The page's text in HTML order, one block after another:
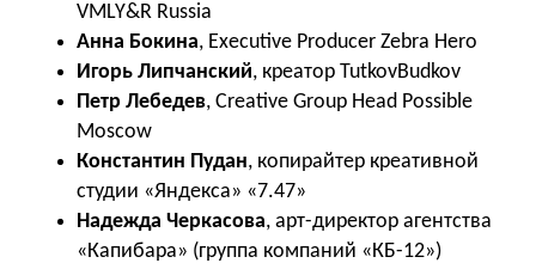
VMLY&R Russia
Анна Бокина, Executive Producer Zebra Hero
Игорь Липчанский, креатор TutkovBudkov
Петр Лебедев, Creative Group Head Possible
Moscow
Константин Пудан, копирайтер креативной
студии «Яндекса» «7.47»
Надежда Черкасова, арт-директор агентства
«Капибара» (группа компаний «КБ-12»)